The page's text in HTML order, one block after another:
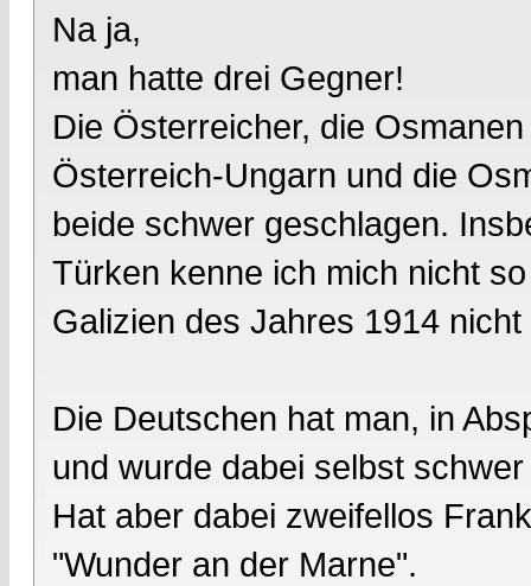
Na ja,
man hatte drei Gegner!
Die Österreicher, die
Österreich-Ungarn und die
beide schwer geschlagen.
Türken kenne ich mich nicht
Galizien des Jahres 1914
Die Deutschen hat man, in
und wurde dabei selbst
Hat aber dabei zweifellos
"Wunder an der Marne".